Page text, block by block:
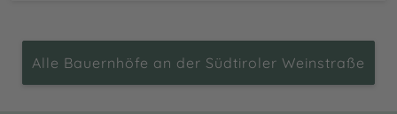
Alle Bauernhöfe an der Südtiroler Weinstraße